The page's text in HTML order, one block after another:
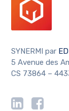
SYNERMI par
5 Avenue des
CS 73864 –